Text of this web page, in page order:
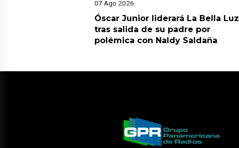
07 Ago 2026
Óscar Junior liderará La Bella Luz
tras salida de su padre por
polémica con Naldy Saldaña